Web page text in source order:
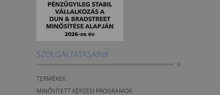
SZOLGÁLTATÁSAINK
TERMÉKEK
MINŐSÍTETT KÉPZÉSI PROGRAMOK